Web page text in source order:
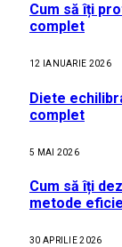
Cum să îți
complet
12 IANUARIE 2026
Diete
complet
5 MAI 2026
Cum să îți
metode
30 APRILIE 2026